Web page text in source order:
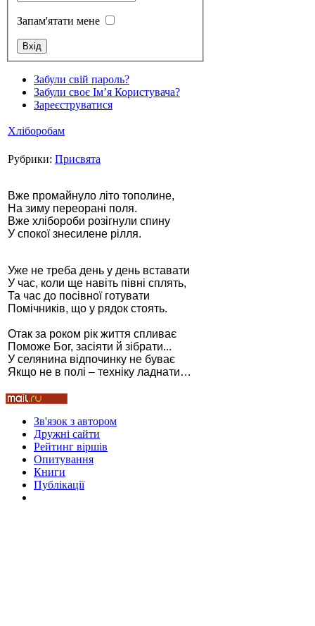
Стамбул 2010
Стамбул 2010
Стамбул 2010
Запам'ятати мене
Забули свій пароль?
Забули своє Ім’я Користувача?
Зареєструватися
Хліборобам
Рубрики: Присвята
Вже промайнуло літо тополине,
На зиму переорані поля.
Вже хлібороби розігнули спину
У спокої знесилене рілля.
Уже не треба день у день вставати
У час, коли ще навіть півні сплять,
Та час до посівної готувати
Помічників, що у рядок стоять.
Отак за роком рік життя спливає
Поможе Бог, засіяти й зібрати...
У селянина відпочинку не буває
Якщо не в полі – техніку ладнати…
Зв'язок з автором
Дружні cайти
Рейтинг віршів
Опитування
Книги
Публікації